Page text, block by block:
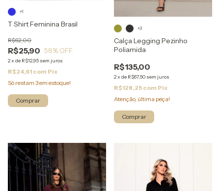
T Shirt Feminina Brasil
R$25,90
R$62,00
58% OFF
2x de R$12,95 sem juros
R$24,61 com Pix
Só restam 3em estoque!
+1
Comprar
Calça Legging Pezinho
Poliamida
R$135,00
2x de R$67,50 sem juros
R$128,25 com Pix
Atenção, última peça!
+3
Comprar